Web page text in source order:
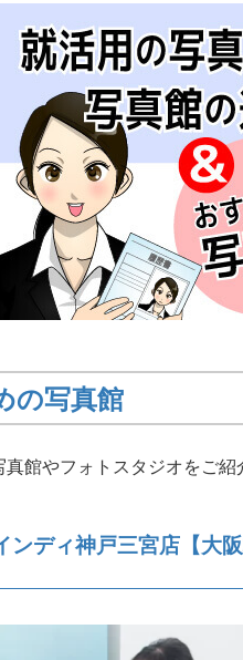
の写真館
館やフォトスタジオをご紹
ディ神戸三宮店【大